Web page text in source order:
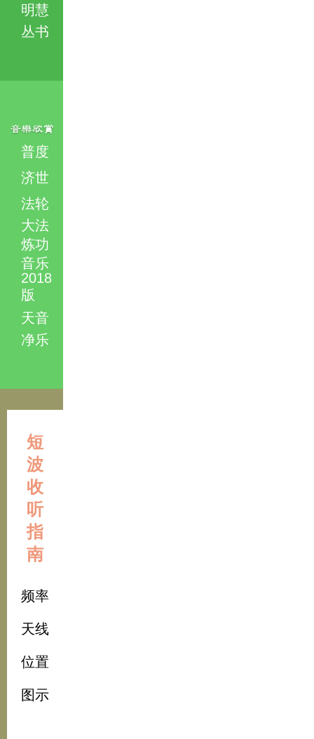
明慧
丛书
普度
济世
法轮
大法
炼功
音乐
2018
版
天音
净乐
短
波
收
听
指
南
频率
天线
位置
图示